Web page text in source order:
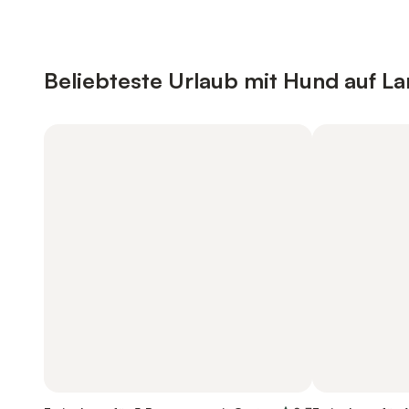
Beliebteste Urlaub mit Hund auf